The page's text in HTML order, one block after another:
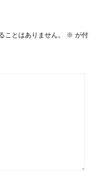
ことはありません。 ※ が付